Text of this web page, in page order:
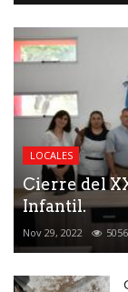
LOCALES
Cierre del
Infantil.
Nov 29, 2022 5056